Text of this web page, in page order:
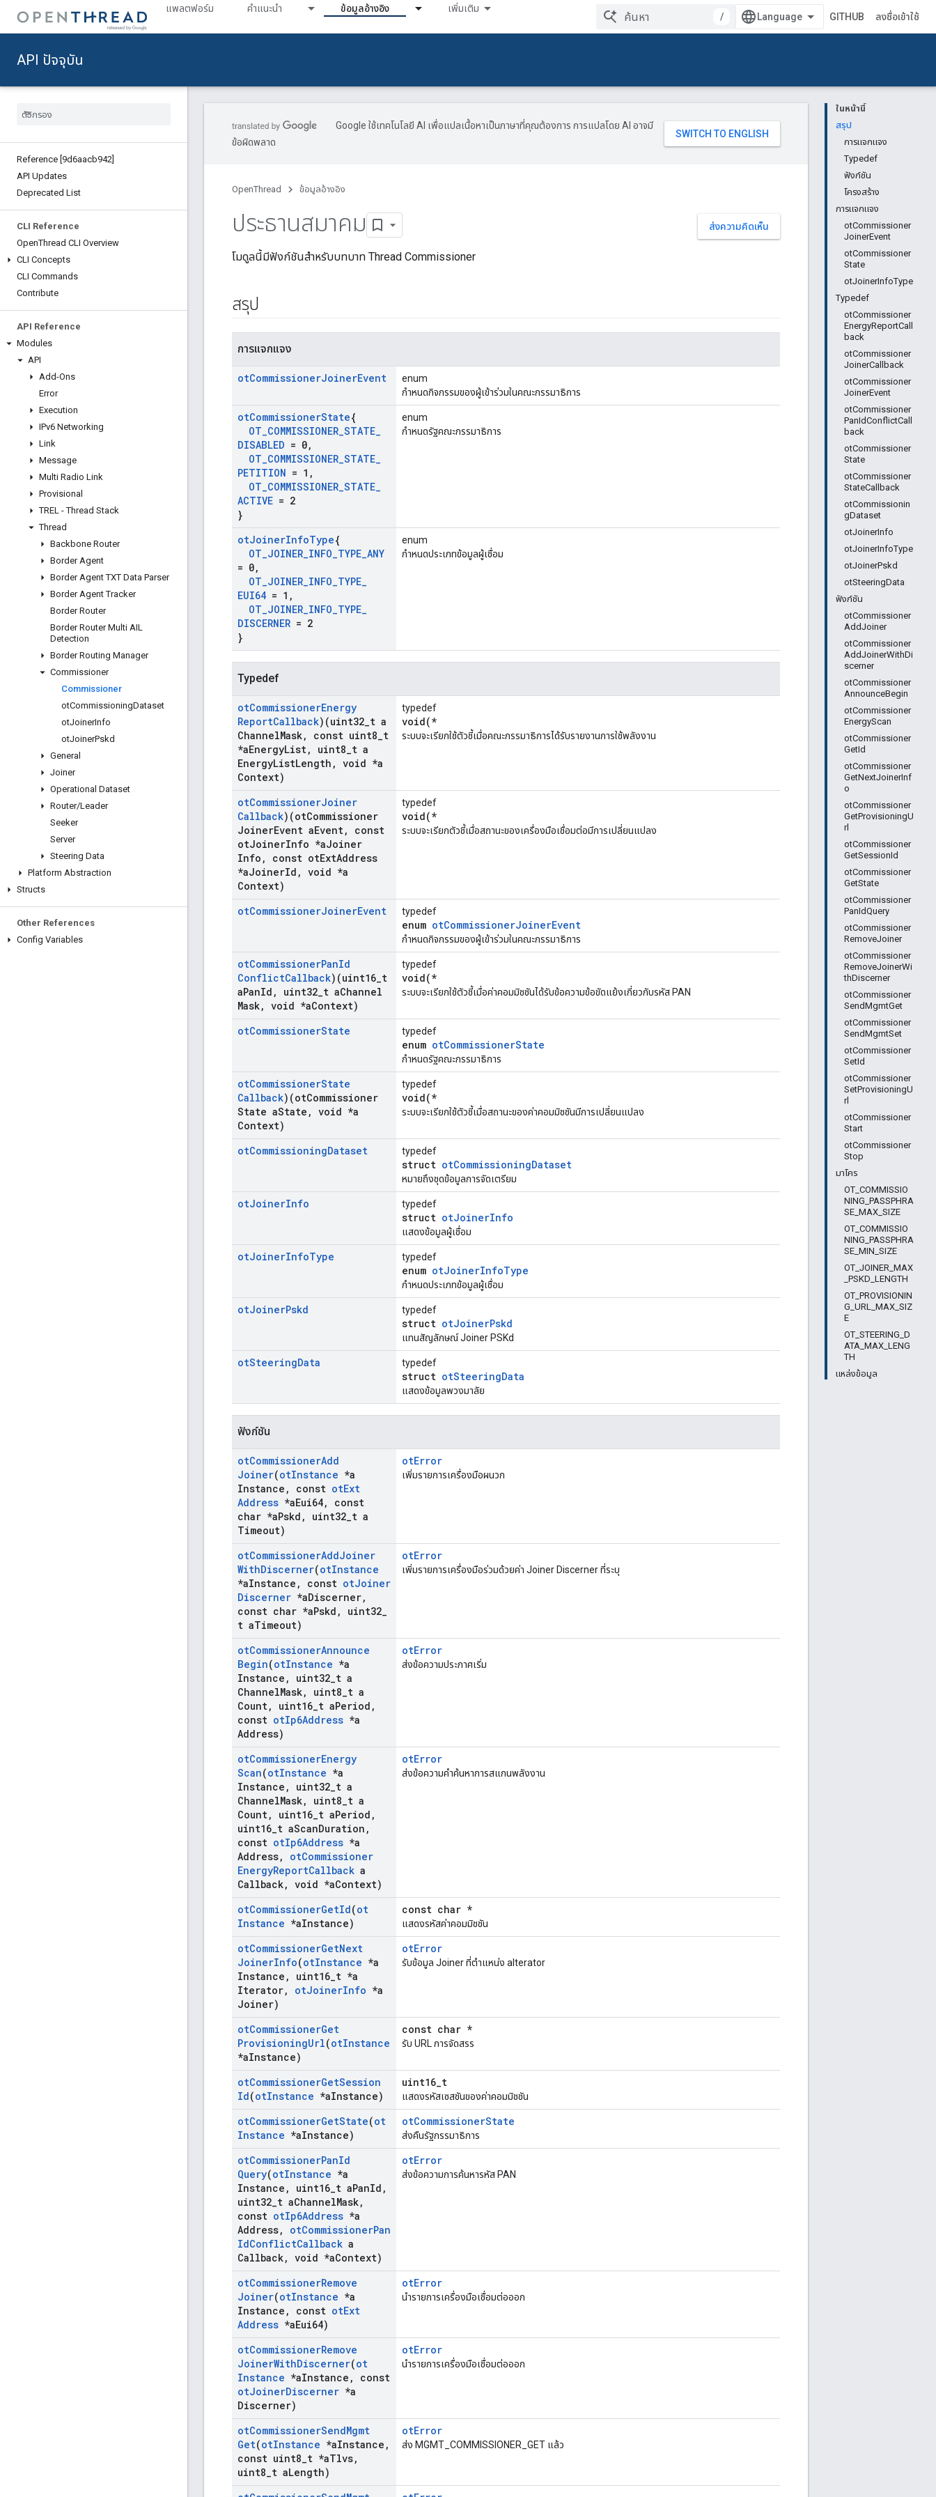
แพลตฟอร์ม คำแนะนำ ข้อมูลอ้างอิง เพิ่มเติม
/ GITHUB ลงชื่อเข้าใช้
API ปัจจุบัน
Reference [9d6aacb942]
API Updates
Deprecated List
CLI Reference
OpenThread CLI Overview
CLI Concepts
CLI Commands
Contribute
API Reference
Modules
API
Add-Ons
Error
Execution
IPv6 Networking
Link
Message
Multi Radio Link
Provisional
TREL - Thread Stack
Thread
Backbone Router
Border Agent
Border Agent TXT Data Parser
Border Agent Tracker
Border Router
Border Router Multi AIL
Detection
Border Routing Manager
Commissioner
Commissioner
otCommissioningDataset
otJoinerInfo
otJoinerPskd
General
Joiner
Operational Dataset
Router/Leader
Seeker
Server
Steering Data
Platform Abstraction
Structs
Other References
Config Variables
ในหน้านี้
สรุป
การแจกแจง
Typedef
ฟังก์ชัน
โครงสร้าง
การแจกแจง
otCommissioner
JoinerEvent
otCommissioner
State
otJoinerInfoType
Typedef
otCommissioner
EnergyReportCall
back
otCommissioner
JoinerCallback
otCommissioner
JoinerEvent
otCommissioner
PanIdConflictCall
back
otCommissioner
State
otCommissioner
StateCallback
otCommissionin
gDataset
otJoinerInfo
otJoinerInfoType
otJoinerPskd
otSteeringData
ฟังก์ชัน
otCommissioner
AddJoiner
otCommissioner
AddJoinerWithDi
scerner
otCommissioner
AnnounceBegin
otCommissioner
EnergyScan
otCommissioner
GetId
otCommissioner
GetNextJoinerInf
o
otCommissioner
GetProvisioningU
rl
otCommissioner
GetSessionId
otCommissioner
GetState
otCommissioner
PanIdQuery
otCommissioner
RemoveJoiner
otCommissioner
RemoveJoinerWi
thDiscerner
otCommissioner
SendMgmtGet
otCommissioner
SendMgmtSet
otCommissioner
SetId
otCommissioner
SetProvisioningU
rl
otCommissioner
Start
otCommissioner
Stop
มาโคร
OT_COMMISSIO
NING_PASSPHRA
SE_MAX_SIZE
OT_COMMISSIO
NING_PASSPHRA
SE_MIN_SIZE
OT_JOINER_MAX
_PSKD_LENGTH
OT_PROVISIONIN
G_URL_MAX_SIZ
E
OT_STEERING_D
ATA_MAX_LENG
TH
แหล่งข้อมูล
Google ใช้เทคโนโลยี AI เพื่อแปลเนื้อหาเป็นภาษาที่คุณต้องการ การแปลโดย AI อาจมี
ข้อผิดพลาด
OpenThread ข้อมูลอ้างอิง
ส่งความคิดเห็น
ประธานสมาคม
โมดูลนี้มีฟังก์ชันสำหรับบทบาท Thread Commissioner
สรุป
การแจกแจง
otCommissionerJoinerEvent
enum
กำหนดกิจกรรมของผู้เข้าร่วมในคณะกรรมาธิการ
otCommissionerState{
OT_COMMISSIONER_STATE_
DISABLED = 0,
OT_COMMISSIONER_STATE_
PETITION = 1 ,
OT_COMMISSIONER_STATE_
ACTIVE = 2
}
enum
กำหนดรัฐคณะกรรมาธิการ
otJoinerInfoType{
OT_JOINER_INFO_TYPE_ANY
= 0,
OT_JOINER_INFO_TYPE_
EUI64 = 1 ,
OT_JOINER_INFO_TYPE_
DISCERNER = 2
}
enum
กำหนดประเภทข้อมูลผู้เชื่อม
Typedef
otCommissionerEnergy
ReportCallback)(uint32 t a
ChannelMask, const uint8 t
*aEnergyList, uint8 t a
EnergyListLength , void *a
Context)
typedef
void(*
ระบบจะเรียกใช้ตัวชี้เมื่อคณะกรรมาธิการได้รับรายงานการใช้พลังงาน
otCommissionerJoiner
Callback)(otCommissioner
JoinerEvent aEvent,
const
otJoinerInfo *aJoiner
Info , const otExtAddress
*aJoinerId , void *a
Context)
typedef
void(*
ระบบจะเรียกตัวชี้เมื่อสถานะของเครื่องมือเชื่อมต่อมีการเปลี่ยนแปลง
otCommissionerJoinerEvent typedef
enum otCommissionerJoinerEvent
กำหนดกิจกรรมของผู้เข้าร่วมในคณะกรรมาธิการ
otCommissionerPanId
ConflictCallback)(uint16 t
aPanId , uint32 t aChannel
Mask, void *aContext)
typedef
void(*
ระบบจะเรียกใช้ตัวชี้เมื่อค่าคอมมิชชันได้รับข้อความข้อขัดแย้งเกี่ยวกับรหัส PAN
otCommissionerState typedef
enum otCommissionerState
กำหนดรัฐคณะกรรมาธิการ
otCommissionerState
Callback)(otCommissioner
State aState , void *a
Context)
typedef
void(*
ระบบจะเรียกใช้ตัวชี้เมื่อสถานะของค่าคอมมิชชันมีการเปลี่ยนแปลง
otCommissioningDataset typedef
struct otCommissioningDataset
หมายถึงชุดข้อมูลการจัดเตรียม
otJoinerInfo typedef
struct otJoinerInfo
แสดงข้อมูลผู้เชื่อม
otJoinerInfoType typedef
enum otJoinerInfoType
กำหนดประเภทข้อมูลผู้เชื่อม
otJoinerPskd typedef
struct otJoinerPskd
แทนสัญลักษณ์ Joiner PSKd
otSteeringData typedef
struct otSteeringData
แสดงข้อมูลพวงมาลัย
ฟังก์ชัน
otCommissionerAdd
Joiner(otInstance *a
Instance , const otExt
Address *aEui64,
const
char *aPskd , uint32 t a
Timeout)
otError
เพิ่มรายการเครื่องมือผนวก
otCommissionerAddJoiner
WithDiscerner(otInstance
*aInstance , const otJoiner
Discerner *aDiscerner,
const char *aPskd , uint32
t aTimeout)
otError
เพิ่มรายการเครื่องมือร่วมด้วยค่า Joiner Discerner ที่ระบุ
otCommissionerAnnounce
Begin(otInstance *a
Instance , uint32 t a
ChannelMask, uint8 t a
Count, uint16 t aPeriod ,
const otIp6Address *a
Address)
otError
ส่งข้อความประกาศเริ่ม
otCommissionerEnergy
Scan(otInstance *a
Instance , uint32 t a
ChannelMask, uint8 t a
Count, uint16 t aPeriod ,
uint16 t aScanDuration ,
const otIp6Address *a
Address, otCommissioner
EnergyReportCallback a
Callback, void *aContext)
otError
ส่งข้อความคำค้นหาการสแกนพลังงาน
otCommissionerGetId(ot
Instance *aInstance)
const char *
แสดงรหัสค่าคอมมิชชัน
otCommissionerGetNext
JoinerInfo(otInstance *a
Instance , uint16 t *a
Iterator, otJoinerInfo *a
Joiner)
otError
รับข้อมูล Joiner ที่ตำแหน่ง aIterator
otCommissionerGet
ProvisioningUrl(otInstance
*aInstance)
const char *
รับ URL การจัดสรร
otCommissionerGetSession
Id(otInstance *aInstance)
uint16_t
แสดงรหัสเซสชันของค่าคอมมิชชัน
otCommissionerGetState(ot
Instance *aInstance)
otCommissionerState
ส่งคืนรัฐกรรมาธิการ
otCommissionerPanId
Query(otInstance *a
Instance , uint16 t aPanId ,
uint32 t aChannelMask,
const otIp6Address *a
Address, otCommissionerPan
IdConflictCallback a
Callback, void *aContext)
otError
ส่งข้อความการค้นหารหัส PAN
otCommissionerRemove
Joiner(otInstance *a
Instance , const otExt
Address *aEui64)
otError
นำรายการเครื่องมือเชื่อมต่อออก
otCommissionerRemove
JoinerWithDiscerner(ot
Instance *aInstance ,
const
otJoinerDiscerner *a
Discerner)
otError
นำรายการเครื่องมือเชื่อมต่อออก
otCommissionerSendMgmt
Get(otInstance *aInstance ,
const uint8 t *aTlvs,
uint8 t aLength)
otError
ส่ง MGMT_COMMISSIONER_GET แล้ว